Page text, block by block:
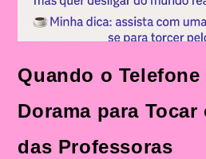
Quando o Telefone
Dorama para Tocar
das Professoras